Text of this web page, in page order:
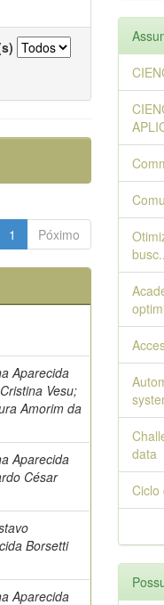
1 Póximo
Aparecida
Vesu;
Amorim da
Aparecida
César
Borsetti
Aparecida
data
Ciclo